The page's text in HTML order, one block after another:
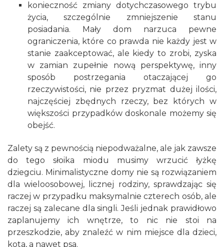
konieczność zmiany dotychczasowego trybu
życia, szczególnie zmniejszenie stanu
posiadania. Mały dom narzuca pewne
ograniczenia, które co prawda nie każdy jest w
stanie zaakceptować, ale kiedy to zrobi, zyska
w zamian zupełnie nową perspektywę, inny
sposób postrzegania otaczającej go
rzeczywistości, nie przez pryzmat dużej ilości,
najczęściej zbędnych rzeczy, bez których w
większości przypadków doskonale możemy się
obejść.
Zalety są z pewnością niepodważalne, ale jak zawsze
do tego słoika miodu musimy wrzucić łyżkę
dziegciu. Minimalistyczne domy nie są rozwiązaniem
dla wieloosobowej, licznej rodziny, sprawdzając się
raczej w przypadku maksymalnie czterech osób, ale
raczej są zalecane dla singli. Jeśli jednak prawidłowo
zaplanujemy ich wnętrze, to nic nie stoi na
przeszkodzie, aby znaleźć w nim miejsce dla dzieci,
kota, a nawet psa.